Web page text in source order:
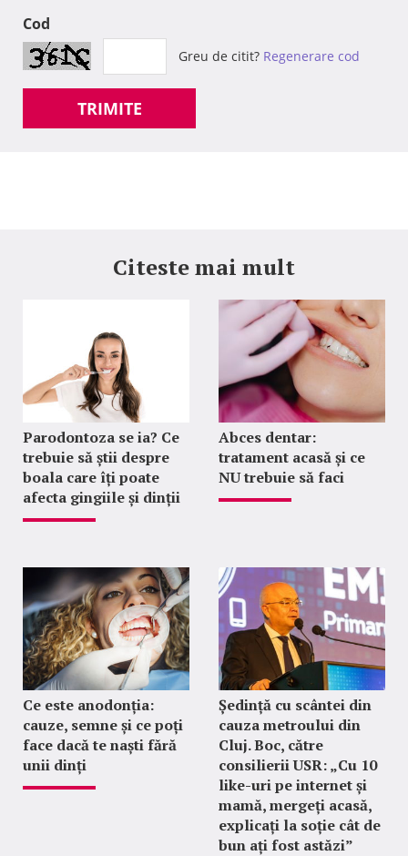
Cod
Greu de citit? Regenerare cod
TRIMITE
Citeste mai mult
Parodontoza se ia? Ce
trebuie să știi despre
boala care îți poate
afecta gingiile și dinții
Abces dentar:
tratament acasă și ce
NU trebuie să faci
Ce este anodonția:
cauze, semne și ce poți
face dacă te naști fără
unii dinți
Ședință cu scântei din
cauza metroului din
Cluj. Boc, către
consilierii USR: „Cu 10
like-uri pe internet și
mamă, mergeți acasă,
explicați la soție cât de
bun ați fost astăzi”